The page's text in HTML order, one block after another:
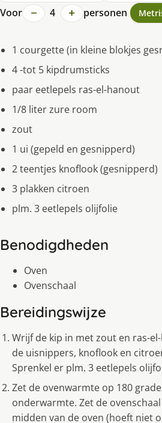
Voor − 4 + personen
1 courgette (in kleine blokjes
4 -tot 5 kipdrumsticks
paar eetlepels ras-el-hanout
1/8 liter zure room
zout
1 ui (gepeld en gesnipperd)
2 teentjes knoflook (gesnipperd)
3 plakken citroen
plm. 3 eetlepels olijfolie
Benodigdheden
Oven
Ovenschaal
Bereidingswijze
Wrijf de kip in met zout en ras-
de uisnippers, knoflook en
Sprenkel er plm. 3 eetlepels
Zet de ovenwarmte op 180
onderwarmte. Zet de
midden van de oven (hoeft niet